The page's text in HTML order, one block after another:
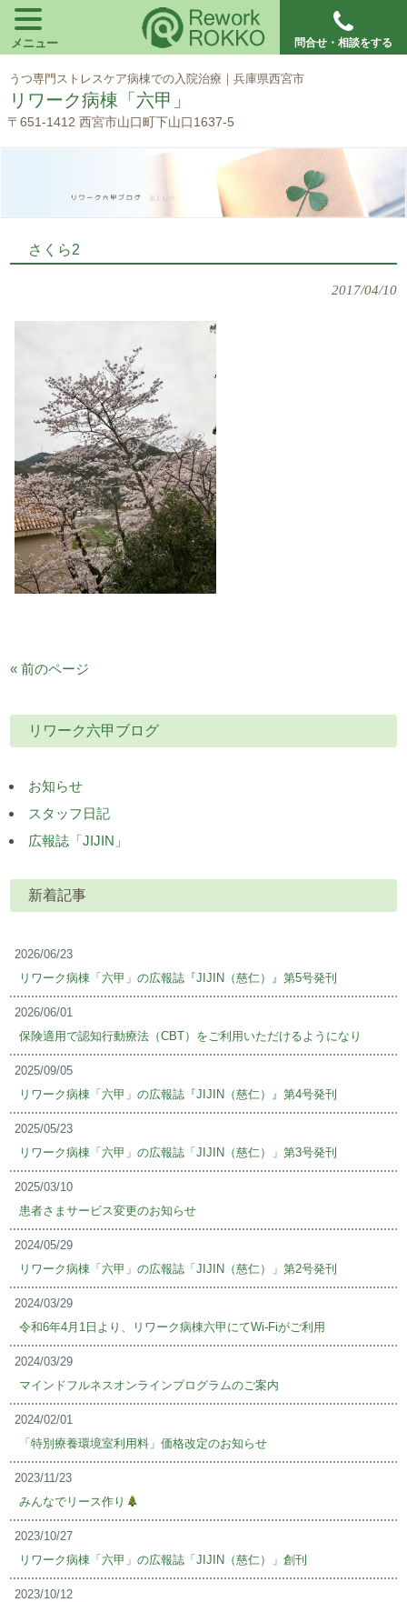
うつ専門ストレスケア病棟での入院治療｜兵庫県西宮市
リワーク病棟「六甲」
〒651-1412 西宮市山口町下山口1637-5
問合せ・相談をする
さくら2
2017/04/10
« 前のページ
リワーク六甲ブログ
お知らせ
スタッフ日記
広報誌「JIJIN」
新着記事
2026/06/23
リワーク病棟「六甲」の広報誌『JIJIN（慈仁）』第5号発刊
2026/06/01
保険適用で認知行動療法（CBT）をご利用いただけるようになり
2025/09/05
リワーク病棟「六甲」の広報誌『JIJIN（慈仁）』第4号発刊
2025/05/23
リワーク病棟「六甲」の広報誌「JIJIN（慈仁）」第3号発刊
2025/03/10
患者さまサービス変更のお知らせ
2024/05/29
リワーク病棟「六甲」の広報誌「JIJIN（慈仁）」第2号発刊
2024/03/29
令和6年4月1日より、リワーク病棟六甲にてWi-Fiがご利用
2024/03/29
マインドフルネスオンラインプログラムのご案内
2024/02/01
「特別療養環境室利用料」価格改定のお知らせ
2023/11/23
みんなでリース作り
2023/10/27
リワーク病棟「六甲」の広報誌「JIJIN（慈仁）」創刊
2023/10/12
メニュー